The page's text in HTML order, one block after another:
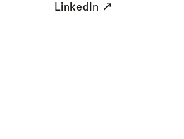
LinkedIn ↗